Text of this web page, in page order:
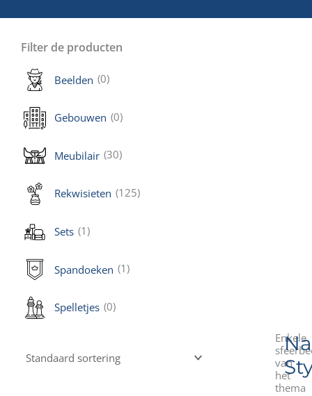
Filter de producten
Beelden (0)
Gebouwen (0)
Meubilair (30)
Rekwisieten (125)
Sets (1)
Spandoeken (1)
Spelletjes (0)
Enkele
van
het
thema